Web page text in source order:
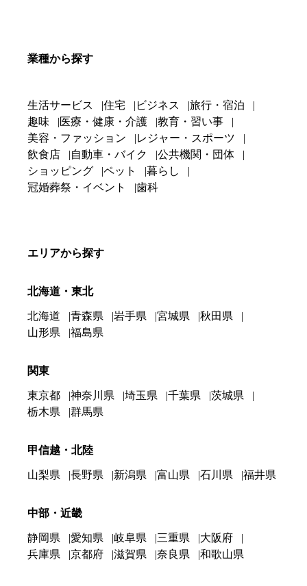
業種から探す
生活サービス 住宅 ビジネス
旅行・宿泊
趣味
医療・健康・介護
教育・習い事
美容・ファッション
レジャー・スポーツ
飲食店
自動車・バイク
公共機関・団体
ショッピング
ペット
暮らし
冠婚葬祭・イベント
歯科
エリアから探す
北海道・東北
北海道 青森県 岩手県 宮城県
秋田県
山形県
福島県
関東
東京都 神奈川県 埼玉県 千葉県
茨城県
栃木県
群馬県
甲信越・北陸
山梨県 長野県 新潟県 富山県 石川県 福井県
中部・近畿
静岡県 愛知県 岐阜県 三重県
大阪府
兵庫県
京都府 滋賀県 奈良県 和歌山県